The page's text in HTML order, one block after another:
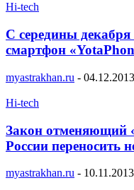
Hi-tech
С середины декабря
смартфон
myastrakhan.ru - 04.12.2013
Hi-tech
Закон отменяющий
России переносить
myastrakhan.ru - 10.11.2013